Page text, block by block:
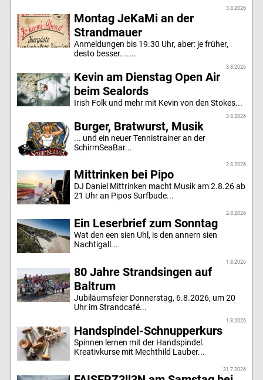
3.8.2026
Montag JeKaMi an der
Strandmauer
Anmeldungen bis 19.30 Uhr, aber: je früher,
desto besser.......
3.8.2026
Kevin am Dienstag Open Air
beim Sealords
Irish Folk und mehr mit Kevin von den Stokes...
3.8.2026
Burger, Bratwurst, Musik
... und ein neuer Tennistrainer an der
SchirmSeaBar...
2.8.2026
Mittrinken bei Pipo
DJ Daniel Mittrinken macht Musik am 2.8.26 ab
21 Uhr an Pipos Surfbude...
2.8.2026
Ein Leserbrief zum Sonntag
Wat den een sien Uhl, is den annern sien
Nachtigall...
1.8.2026
80 Jahre Strandsingen auf
Baltrum
Jubiläumsfeier Donnerstag, 6.8.2026, um 20
Uhr im Strandcafé...
1.8.2026
Handspindel-Schnupperkurs
Spinnen lernen mit der Handspindel.
Kreativkurse mit Mechthild Lauber...
31.7.2026